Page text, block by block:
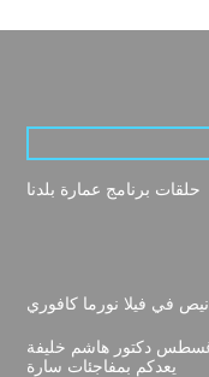
حلقات برنامج عمارة بلدنا
في فيلا نورما كافوري
بيوم مولده 13 أغسطس دكتور هاشم خليفة
يعدكم بمفاجئات سارة